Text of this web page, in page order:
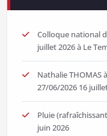
Colloque national
juillet 2026 à Le
Nathalie THOMAS
27/06/2026 16
Pluie
juin 2026